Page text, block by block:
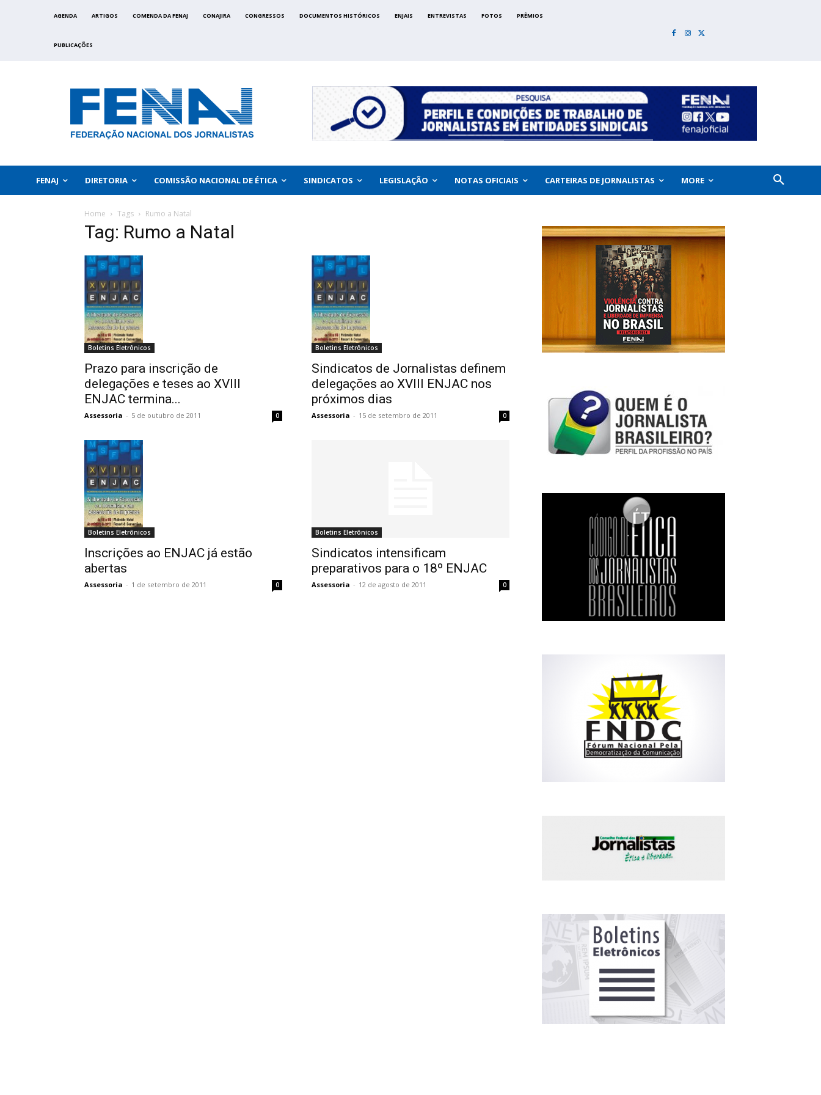
AGENDA ARTIGOS COMENDA DA FENAJ CONAJIRA CONGRESSOS DOCUMENTOS HISTÓRICOS ENJAIS ENTREVISTAS FOTOS PRÊMIOS
PUBLICAÇÕES
FENAJ DIRETORIA COMISSÃO NACIONAL DE ÉTICA SINDICATOS LEGISLAÇÃO NOTAS OFICIAIS CARTEIRAS DE JORNALISTAS MORE
Home Tags Rumo a Natal
Tag: Rumo a Natal
Boletins Eletrônicos
Prazo para inscrição de
delegações e teses ao XVIII
ENJAC termina...
Assessoria - 5 de outubro de 2011 0
Boletins Eletrônicos
Sindicatos de Jornalistas definem
delegações ao XVIII ENJAC nos
próximos dias
Assessoria - 15 de setembro de 2011 0
Boletins Eletrônicos
Inscrições ao ENJAC já estão
abertas
Assessoria - 1 de setembro de 2011 0
Boletins Eletrônicos
Sindicatos intensificam
preparativos para o 18º ENJAC
Assessoria - 12 de agosto de 2011 0